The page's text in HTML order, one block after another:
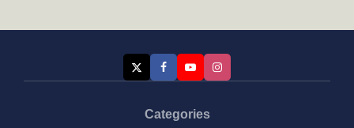
Categories